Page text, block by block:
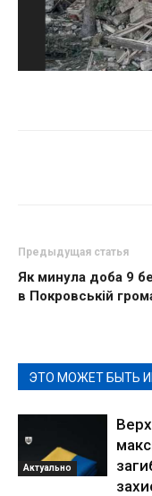
Предыдущая статья
Як минула доба 9
в Покровській
ЭТО МОЖЕТ БЫТЬ
Актуально